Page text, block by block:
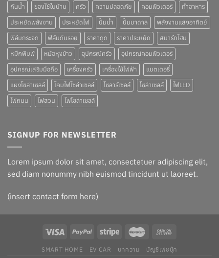
กันน้ำ
ของใช้ในบ้าน ครัว ความปลอดภัย คอมพิวเตอร์
ทำอาหาร
ประหยัดพลังงาน
ประหยัดไฟ ปั๊มน้ำ ปั๊มบาดาล
พลังงานแสงอาทิตย์
ฟิล์มกระจก
ฟิล์มกันรอย ราคาถูก ราคาประหยัด
สมาร์ทโฮม
หมึกพิมพ์
หม้อหุงข้าว อุปกรณ์ครัว
อุปกรณ์คอมพิวเตอร์
อุปกรณ์เสริมมือถือ
เครื่องครัว เครื่องใช้ไฟฟ้า
แบตเตอรี่
แผงโซล่าเซลล์
โคมไฟโซล่าเซลล์ โซลาร์เซลล์ โซล่าเซลล์
ไฟLED
ไฟถนน
ไฟสวน ไฟโซล่าเซลล์
SIGNUP FOR NEWSLETTER
Lorem ipsum dolor sit amet, consectetuer adipiscing elit,
sed diam nonummy nibh euismod tincidunt ut laoreet.
(insert contact form here)
SMART HOME EV CAR บทความ บัญชีเฟชบุ๊ค